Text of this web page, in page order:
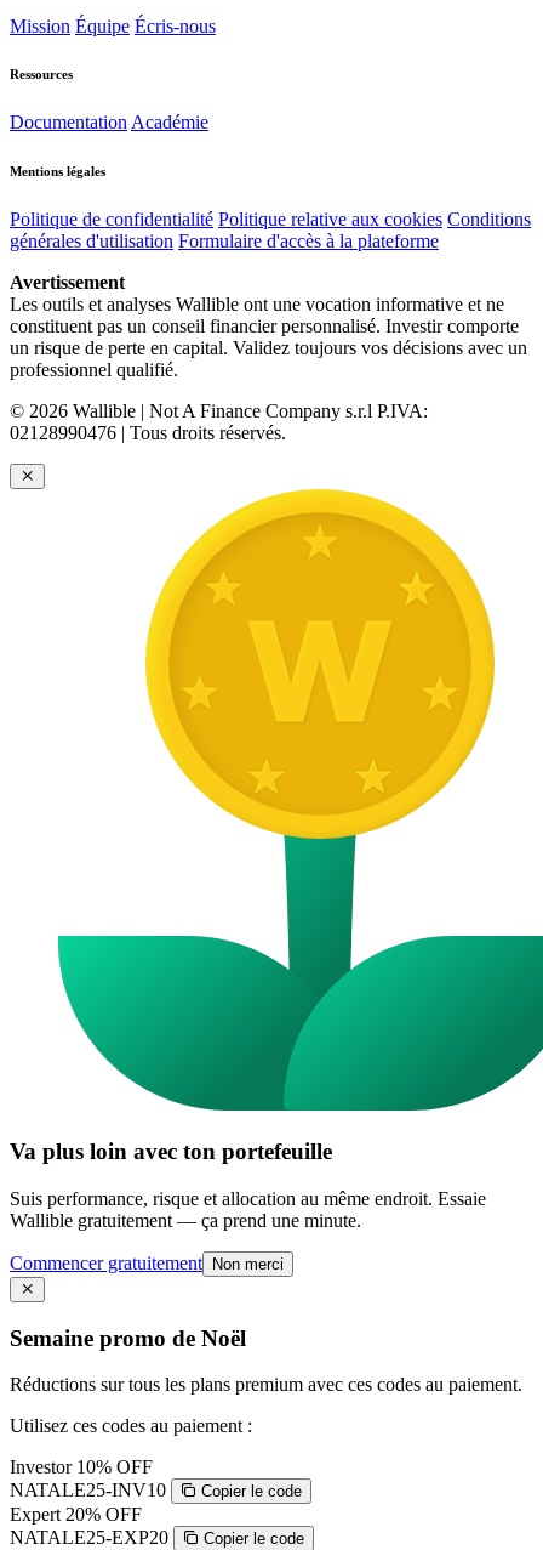
Mission Équipe Écris-nous
Ressources
DocumentationAcadémie
Mentions légales
Politique de confidentialité Politique relative aux cookies Conditions
générales d'utilisation Formulaire d'accès à la plateforme
Avertissement
Les outils et analyses Wallible ont une vocation informative et ne
constituent pas un conseil financier personnalisé. Investir comporte
un risque de perte en capital. Validez toujours vos décisions avec un
professionnel qualifié.
© 2026 Wallible | Not A Finance Company s.r.l P.IVA:
02128990476 | Tous droits réservés.
Va plus loin avec ton portefeuille
Suis performance, risque et allocation au même endroit. Essaie
Wallible gratuitement — ça prend une minute.
Commencer gratuitement Non merci
Semaine promo de Noël
Réductions sur tous les plans premium avec ces codes au paiement.
Utilisez ces codes au paiement :
Investor 10% OFF
NATALE25-INV10
Copier le code
Expert 20% OFF
NATALE25-EXP20
Copier le code